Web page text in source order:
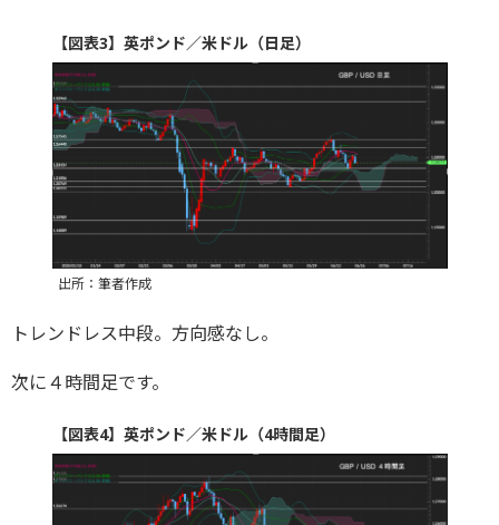
【図表3】英ポンド／米ドル（日足）
出所：筆者作成
トレンドレス中段。方向感なし。
次に４時間足です。
【図表4】英ポンド／米ドル（4時間足）